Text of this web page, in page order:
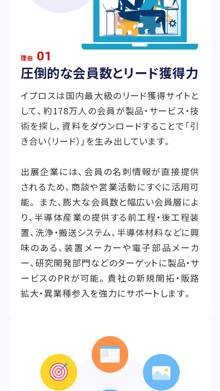
理由 01
圧倒的な会員数とリード獲得力
イプロスは国内最大級のリード獲得サイトと
して、約178万人の会員が製品・サービス・技
術を探し、資料をダウンロードすることで「引
き合い（リード）」を生み出しています。
出展企業には、会員の名刺情報が直接提供
されるため、商談や営業活動にすぐに活用可
能。 また、膨大な会員数と幅広い会員層によ
り、半導体産業の提供する前工程・後工程装
置、洗浄・搬送システム、半導体材料などに興
味のある、装置メーカーや電子部品メーカ
ー、研究開発部門などのターゲットに製品・サ
ービスのPRが可能。貴社の新規開拓・販路
拡大・異業種参入を強力にサポートします。